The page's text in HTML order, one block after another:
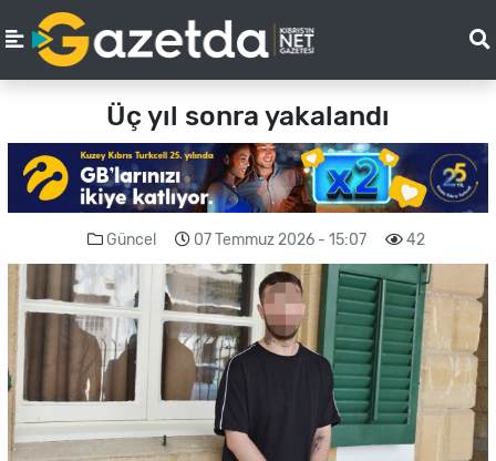
Üç yıl sonra yakalandı
Güncel 07 Temmuz 2026 - 15:07 42